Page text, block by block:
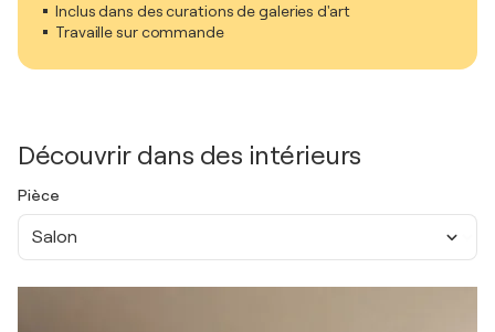
Inclus dans des curations de galeries d'art
Travaille sur commande
Découvrir dans des intérieurs
Pièce
Salon